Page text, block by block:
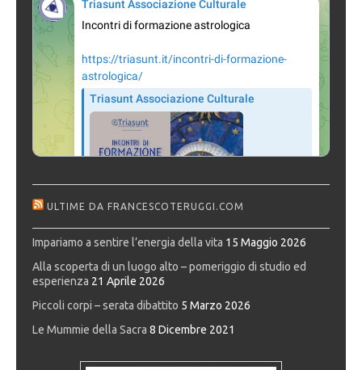
ULTIME DA FRANCESCOTERUGGI.COM
Impariamo a sentire l’energia della vita 15 Maggio 2026
Alla scoperta di un luogo alto – pomeriggio di studio ed
esperienza 21 Aprile 2026
Piccoli corpi – serata dibattito 5 Marzo 2026
Le Mummie della Sacra 8 Dicembre 2021